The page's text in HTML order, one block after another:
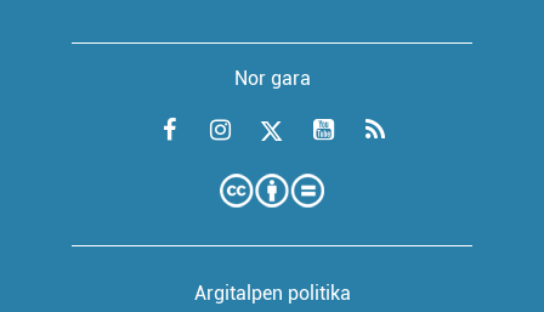
Nor gara
Argitalpen politika